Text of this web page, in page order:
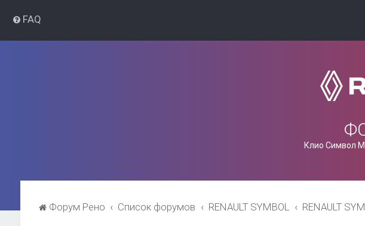
FAQ
Клио Символ
Форум Рено Список форумов RENAULT SYMBOL RENAULT